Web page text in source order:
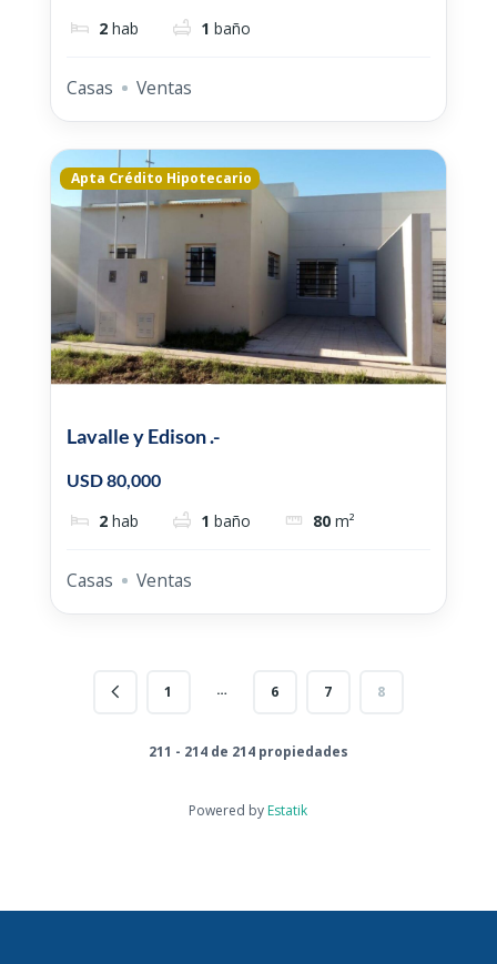
2 hab 1 baño
Casas Ventas
Apta Crédito Hipotecario
Lavalle y Edison .-
USD 80,000
2 hab 1 baño 80 m²
Casas Ventas
1 … 6 7 8
211 - 214 de 214 propiedades
Powered by Estatik